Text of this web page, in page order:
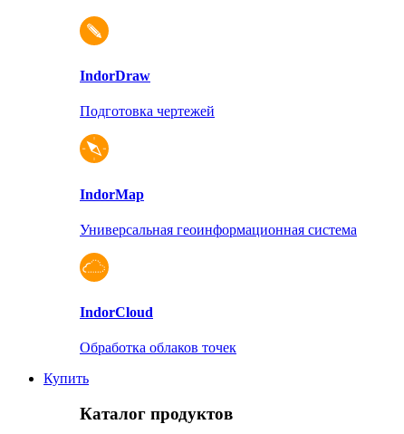
IndorDraw
Подготовка чертежей
IndorMap
Универсальная геоинформационная система
IndorCloud
Обработка облаков точек
Купить
Каталог продуктов